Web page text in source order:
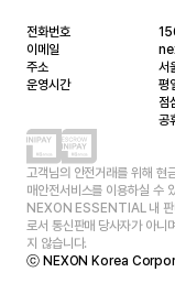
전화번호
이메일
주소
서
운영시간
평
점
공
고객님의 안전거래를 위해 현
매안전서비스를 이용하실 수
NEXON ESSENTIAL 내 판
로서 통신판매 당사자가 아니
지 않습니다.
ⓒ NEXON Korea